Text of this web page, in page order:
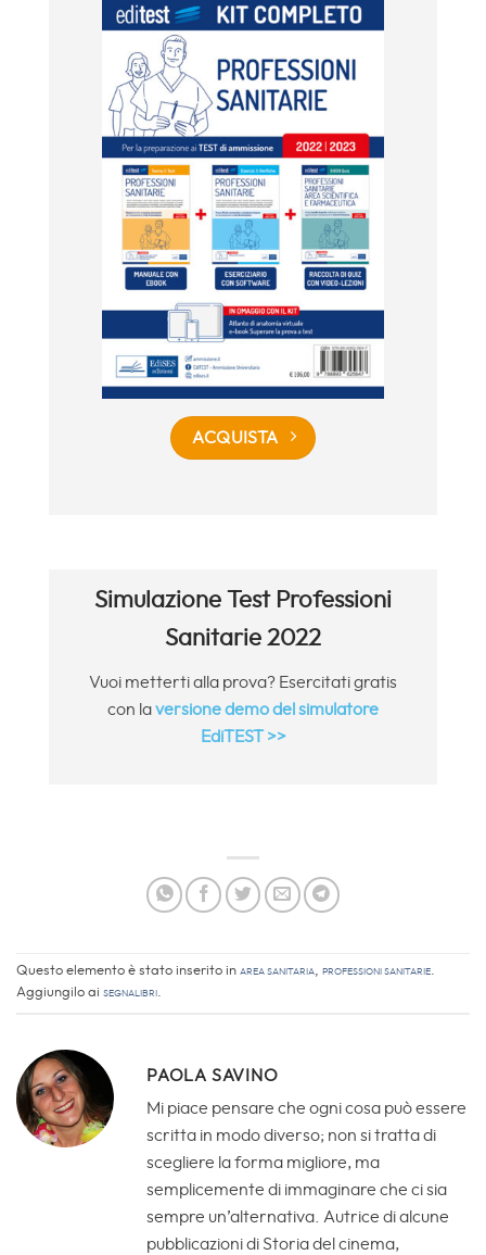
ACQUISTA
Simulazione Test Professioni
Sanitarie 2022
Vuoi metterti alla prova? Esercitati gratis
con laversione demo del simulatore
EdiTEST >>
Questo elemento è stato inserito in Area sanitaria, Professioni Sanitarie.
Aggiungilo ai segnalibri.
PAOLA SAVINO
Mi piace pensare che ogni cosa può essere
scritta in modo diverso; non si tratta di
scegliere la forma migliore, ma
semplicemente di immaginare che ci sia
sempre un’alternativa. Autrice di alcune
pubblicazioni di Storia del cinema,